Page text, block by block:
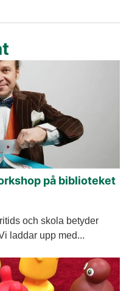
på biblioteket
och skola betyder
laddar upp med...